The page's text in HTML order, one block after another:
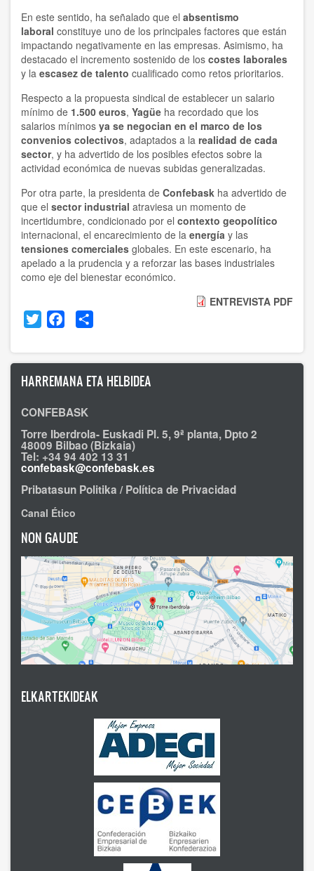
En este sentido, ha señalado que el absentismo
laboral constituye uno de los principales factores que están
impactando negativamente en las empresas. Asimismo, ha
destacado el incremento sostenido de los costes laborales
y la escasez de talento cualificado como retos prioritarios.
Respecto a la propuesta sindical de establecer un salario
mínimo de 1.500 euros, Yagüe ha recordado que los
salarios mínimos ya se negocian en el marco de los
convenios colectivos, adaptados a la realidad de cada
sector, y ha advertido de los posibles efectos sobre la
actividad económica de nuevas subidas generalizadas.
Por otra parte, la presidenta de Confebask ha advertido de
que el sector industrial atraviesa un momento de
incertidumbre, condicionado por el contexto geopolítico
internacional, el encarecimiento de la energía y las
tensiones comerciales globales. En este escenario, ha
apelado a la prudencia y a reforzar las bases industriales
como eje del bienestar económico.
ENTREVISTA PDF
Twitter Facebook
HARREMANA ETA HELBIDEA
CONFEBASK
Torre Iberdrola- Euskadi Pl. 5, 9ª planta, Dpto 2
48009 Bilbao (Bizkaia)
Tel: +34 94 402 13 31
confebask@confebask.es
Pribatasun Politika / Política de Privacidad
Canal Ético
NON GAUDE
ELKARTEKIDEAK